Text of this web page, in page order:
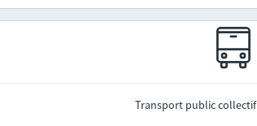
Transport public collectif